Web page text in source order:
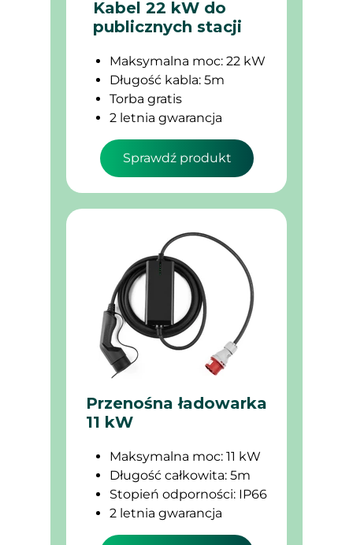
Przenośna ładowarka
11 kW
Maksymalna moc: 11 kW
Długość całkowita: 5m
Stopień odporności: IP66
2 letnia gwarancja
Sprawdź produkt
Kabel 22 kW do
publicznych stacji
Maksymalna moc: 22 kW
Długość kabla: 5m
Torba gratis
2 letnia gwarancja